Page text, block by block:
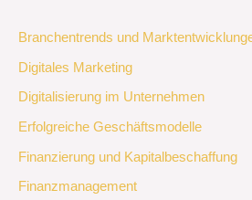
Branchentrends und
Digitales Marketing
Digitalisierung im Unternehmen
Erfolgreiche Geschäftsmodelle
Finanzierung und Kapitalbeschaffung
Finanzmanagement